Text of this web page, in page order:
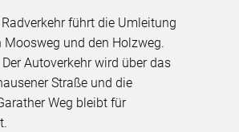
führt die Umleitung
und den Holzweg.
Autoverkehr wird über das
Straße und die
Weg bleibt für